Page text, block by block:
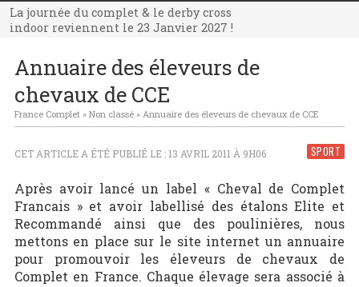
La journée du complet & le derby cross
indoor reviennent le 23 Janvier 2027 !
indoor reviennent le 23 Janvier 2027 !
Annuaire des éleveurs de
chevaux de CCE
France Complet» Non classé» Annuaire des éleveurs de chevaux de CCE
SPORT
CET ARTICLE A ÉTÉ PUBLIÉ LE : 13 AVRIL 2011 À 9H06
Après avoir lancé un label « Cheval de Complet
Francais » et avoir labellisé des étalons Elite et
Recommandé ainsi que des poulinières, nous
mettons en place sur le site internet un annuaire
pour promouvoir les éleveurs de chevaux de
Complet en France. Chaque élevage sera associé à